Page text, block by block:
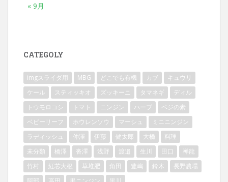
« 9月
CATEGOLY
imgスライダ用 MBG どこでも有機 カブ
キュウリ
ケール
スティッキオ ズッキーニ タマネギ
ディル
トウモロコシ
トマト ニンジン ハーブ
ベジの素
ベビーリーフ
ホウレンソウ マーシュ
ミニニンジン
ラディッシュ
仲澤 伊藤 健太郎 大橋
料理
未分類
橋澤 沓澤 浅野 渡邉 生川 田口
禅龍
竹村
紅芯大根 草堆肥 角田 豊嶋 鈴木
長野農場